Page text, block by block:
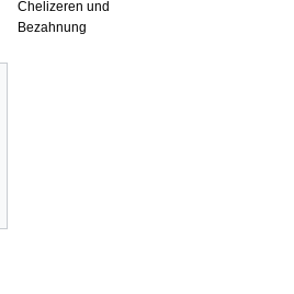
Chelizeren und
Bezahnung